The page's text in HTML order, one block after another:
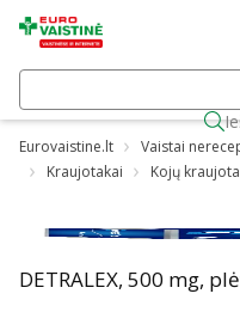
Eurovaistine.lt Vaistai
Kraujotakai
Kojų
DETRALEX, 500 mg,